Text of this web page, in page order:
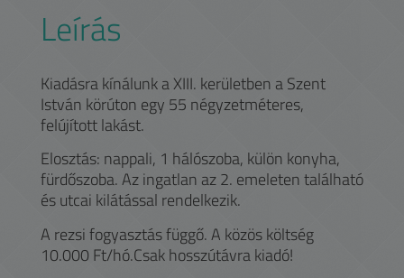
Leírás
Kiadásra kínálunk a XIII. kerületben a Szent
István körúton egy 55 négyzetméteres,
felújított lakást.
Elosztás: nappali, 1 hálószoba, külön konyha,
fürdőszoba. Az ingatlan az 2. emeleten található
és utcai kilátással rendelkezik.
A rezsi fogyasztás függő. A közös költség
10.000 Ft/hó.Csak hosszútávra kiadó!